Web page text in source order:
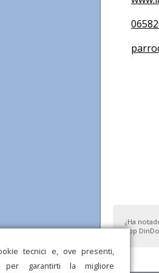
tecnici e, ove presenti,
per garantirti la migliore
¿Ha
app